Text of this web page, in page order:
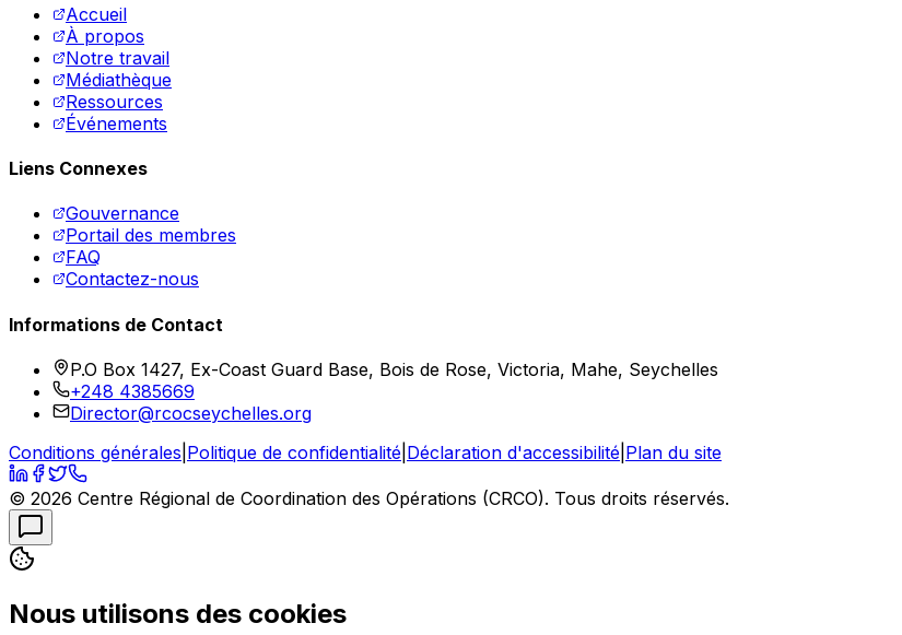
Accueil
À propos
Notre travail
Médiathèque
Ressources
Événements
Liens Connexes
Gouvernance
Portail des membres
FAQ
Contactez-nous
Informations de Contact
P.O Box 1427, Ex-Coast Guard Base, Bois de Rose, Victoria, Mahe, Seychelles
+248 4385669
Director@rcocseychelles.org
Conditions générales Politique de confidentialité Déclaration d'accessibilité Plan du site
© 2026 Centre Régional de Coordination des Opérations (CRCO). Tous droits réservés.
Nous utilisons des cookies